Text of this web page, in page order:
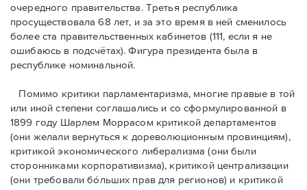
очередного правительства. Третья республика
просуществовала 68 лет, и за это время в ней сменилось
более ста правительственных кабинетов (111, если я не
ошибаюсь в подсчётах). Фигура президента была в
республике номинальной.
Помимо критики парламентаризма, многие правые в той
или иной степени соглашались и со сформулированной в
1899 году Шарлем Моррасом критикой департаментов
(они желали вернуться к дореволюционным провинциям),
критикой экономического либерализма (они были
сторонниками корпоративизма), критикой централизации
(они требовали бóльших прав для регионов) и критикой